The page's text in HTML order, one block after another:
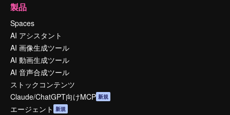
製品
Spaces
AI アシスタント
AI 画像生成ツール
AI 動画生成ツール
AI 音声合成ツール
ストックコンテンツ
Claude/ChatGPT向けMCP 新規
エージェント 新規